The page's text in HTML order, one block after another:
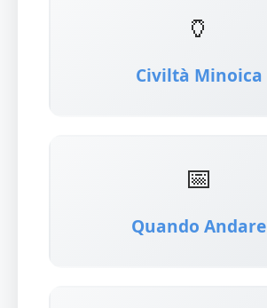
🏺
Civiltà Minoica
📅
Quando Andare